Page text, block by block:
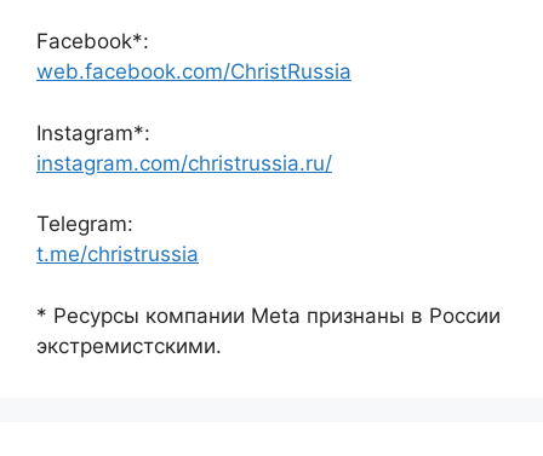
Facebook*:
web.facebook.com/ChristRussia
Instagram*:
instagram.com/christrussia.ru/
Telegram:
t.me/christrussia
* Ресурсы компании Meta признаны в России
экстремистскими.